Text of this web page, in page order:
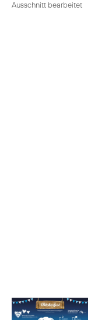
Ausschnitt bearbeitet